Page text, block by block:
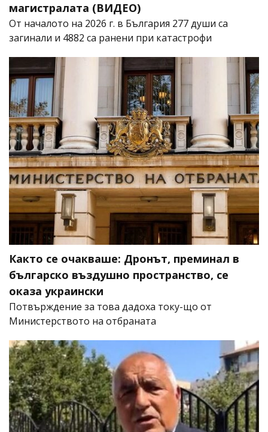
магистралата (ВИДЕО)
От началото на 2026 г. в България 277 души са
загинали и 4882 са ранени при катастрофи
Както се очакваше: Дронът, преминал в
българско въздушно пространство, се
оказа украински
Потвърждение за това дадоха току-що от
Министерството на отбраната